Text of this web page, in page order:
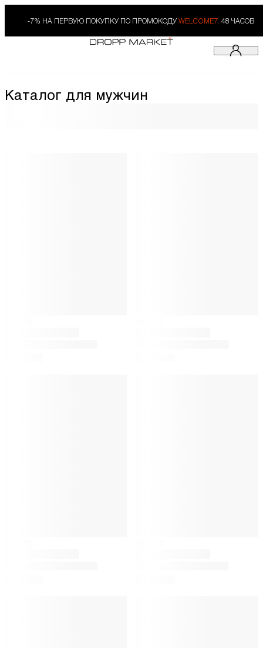
-7% НА ПЕРВУЮ ПОКУПКУ ПО ПРОМОКОДУ WELCOME7. 48 ЧАСОВ
Каталог для мужчин